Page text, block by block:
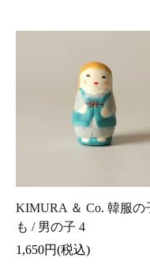
KIMURA ＆ Co. 韓服の
も / 男の子 4
1,650円(税込)